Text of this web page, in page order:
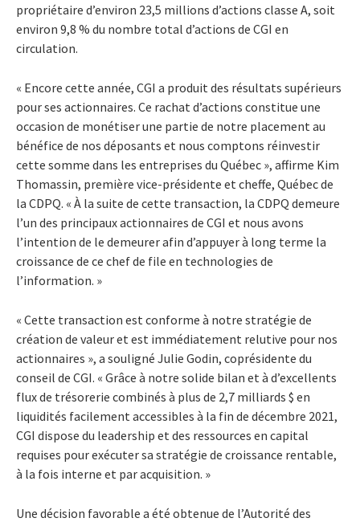
propriétaire d’environ 23,5 millions d’actions classe A, soit
environ 9,8 % du nombre total d’actions de CGI en
circulation.
« Encore cette année, CGI a produit des résultats supérieurs
pour ses actionnaires. Ce rachat d’actions constitue une
occasion de monétiser une partie de notre placement au
bénéfice de nos déposants et nous comptons réinvestir
cette somme dans les entreprises du Québec », affirme Kim
Thomassin, première vice-présidente et cheffe, Québec de
la CDPQ. « À la suite de cette transaction, la CDPQ demeure
l’un des principaux actionnaires de CGI et nous avons
l’intention de le demeurer afin d’appuyer à long terme la
croissance de ce chef de file en technologies de
l’information. »
« Cette transaction est conforme à notre stratégie de
création de valeur et est immédiatement relutive pour nos
actionnaires », a souligné Julie Godin, coprésidente du
conseil de CGI. « Grâce à notre solide bilan et à d’excellents
flux de trésorerie combinés à plus de 2,7 milliards $ en
liquidités facilement accessibles à la fin de décembre 2021,
CGI dispose du leadership et des ressources en capital
requises pour exécuter sa stratégie de croissance rentable,
à la fois interne et par acquisition. »
Une décision favorable a été obtenue de l’Autorité des